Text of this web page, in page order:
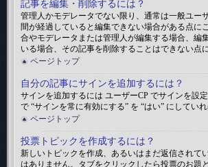
記事を編集・削除するには？
管理人かモデレータでない限り、通常は一般ユー
間が経過していると編集できない場合がある点
合やモデレータまたは管理人が編集する場合、編
いる場合、その記事を削除することはできない点
ページトップ
自分の記事にサインを追加するには？
サインを追加するには ユーザーCP でサインを設
で “サインを常に有効にする” を “はい” にしてい
ページトップ
投票トピックを作成するには？
新しいトピックを作成、あるいはまだ返信されて
はありません。タブをクリックしたら投票のお題